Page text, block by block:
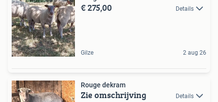
€ 275,00 Details
Gilze 2 aug 26
Rouge dekram
Zie omschrijving Details